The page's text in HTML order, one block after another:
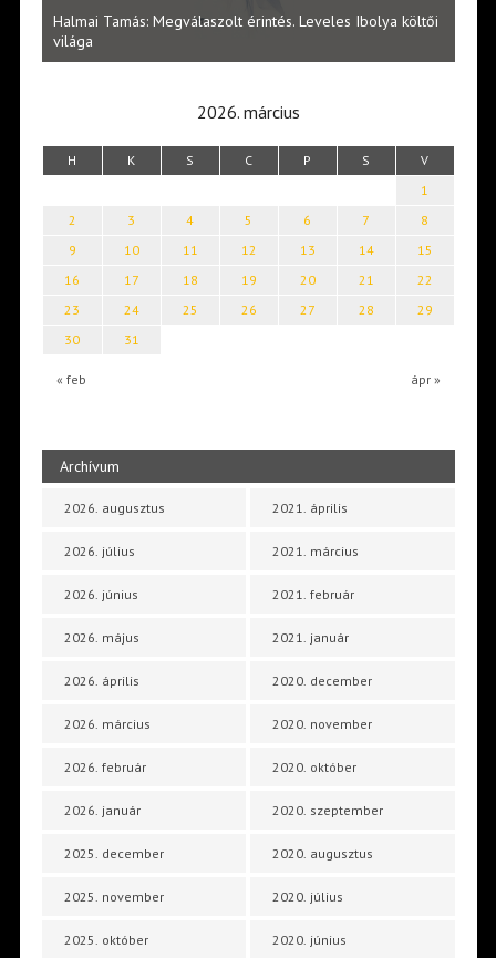
Halmai Tamás: Megválaszolt érintés. Leveles Ibolya költői
világa
2026. március
H K S C P S V
« feb ápr »
1
2
3 4 5 6 7
8
9
10 11 12 13 14
15
16
17 18 19 20 21
22
23
24 25 26 27 28
29
30
31
Archívum
2026. augusztus
2026. július
2026. június
2026. május
2026. április
2026. március
2026. február
2026. január
2025. december
2025. november
2025. október
2021. április
2021. március
2021. február
2021. január
2020. december
2020. november
2020. október
2020. szeptember
2020. augusztus
2020. július
2020. június